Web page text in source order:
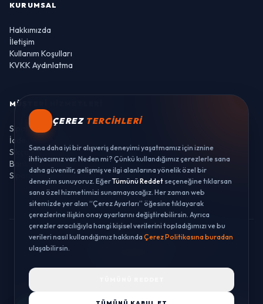
KURUMSAL
Hakkımızda
İletişim
Kullanım Koşulları
KVKK Aydınlatma
MÜŞTERI HIZMETLERI
Sipariş Takibi
İade ve Değişim
Sıkça Sorulan Sorular
Banka Hesaplarımız
Sipariş Takibi
© 2026 LUSTWAY. TÜM HAKLARI SAKLIDIR.
ÇEREZ TERCIHLERI
Sana daha iyi bir alışveriş deneyimi yaşatmamız için iznine
ihtiyacımız var. Neden mi? Çünkü kullandığımız çerezlerle sana
daha güvenilir, gelişmiş ve ilgi alanlarına yönelik özel bir
deneyim sunuyoruz. EğerTümünü Reddet seçeneğine tıklarsan
sana özel hizmetimizi sunamayacağız. Her zaman web
sitemizde yer alan “Çerez Ayarları” öğesine tıklayarak
çerezlerine ilişkin onay ayarlarını değiştirebilirsin. Ayrıca
çerezler aracılığıyla hangi kişisel verilerini topladığımızı ve bu
verileri nasıl kullandığımız hakkındaÇerez Politikasına buradan
ulaşabilirsin.